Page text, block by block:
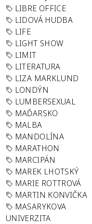
LIBRE OFFICE
LIDOVÁ HUDBA
LIFE
LIGHT SHOW
LIMIT
LITERATURA
LIZA MARKLUND
LONDÝN
LUMBERSEXUAL
MAĎARSKO
MALBA
MANDOLÍNA
MARATHON
MARCIPÁN
MAREK LHOTSKÝ
MARIE ROTTROVÁ
MARTIN KONVIČKA
MASARYKOVA
UNIVERZITA